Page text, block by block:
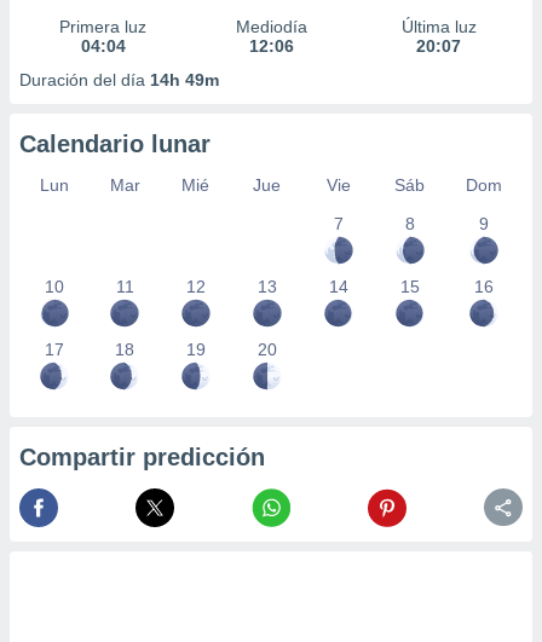
Primera luz
04:04
Mediodía
12:06
Última luz
20:07
Duración del día 14h 49m
Calendario lunar
Lun Mar Mié Jue Vie Sáb
Dom
7
8 9
10 11 12 13 14 15 16
17 18 19 20
Compartir predicción